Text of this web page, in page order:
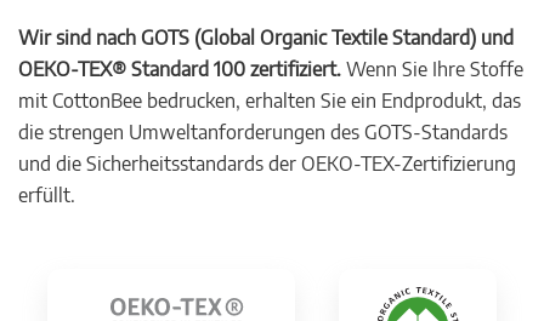
Wir sind nach GOTS (Global Organic Textile Standard) und
OEKO-TEX® Standard 100 zertifiziert. Wenn Sie Ihre Stoffe
mit CottonBee bedrucken, erhalten Sie ein Endprodukt, das
die strengen Umweltanforderungen des GOTS-Standards
und die Sicherheitsstandards der OEKO-TEX-Zertifizierung
erfüllt.